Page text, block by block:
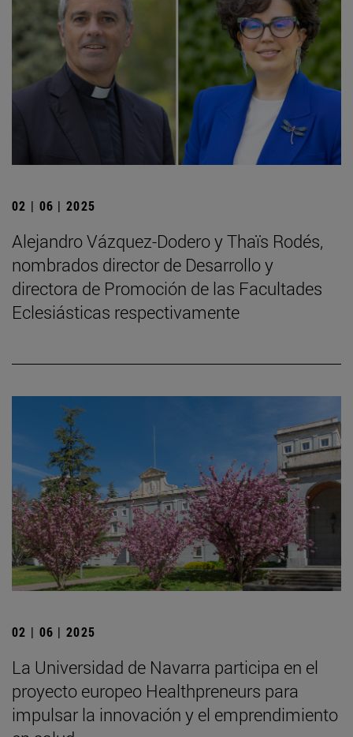
02 | 06 | 2025
Alejandro Vázquez-Dodero y Thaïs Rodés,
nombrados director de Desarrollo y
directora de Promoción de las Facultades
Eclesiásticas respectivamente
02 | 06 | 2025
La Universidad de Navarra participa en el
proyecto europeo Healthpreneurs para
impulsar la innovación y el emprendimiento